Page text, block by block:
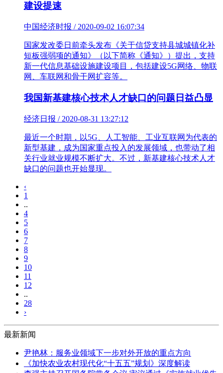
建设提速
中国经济时报 / 2020-09-02 16:07:34
国家发改委日前牵头发布《关于信贷支持县城城镇化补
短板强弱项的通知》（以下简称《通知》）提出，支持
新一代信息基础设施建设项目，包括建设5G网络、物联
网、车联网和骨干网扩容等。
我国新基建核心技术人才缺口的问题日益凸显
经济日报 / 2020-08-31 13:27:12
最近一个时期，以5G、人工智能、工业互联网为代表的
新型基建，成为国家重点投入的发展领域，也带动了相
关行业就业规模不断扩大。不过，新基建核心技术人才
缺口的问题也开始显现。
‹
1
..
4
5
6
7
8
9
10
11
12
..
28
›
最新新闻
尹艳林：服务业领域下一步对外开放的重点方向
《加快农业农村现代化“十五五”规划》深度解读